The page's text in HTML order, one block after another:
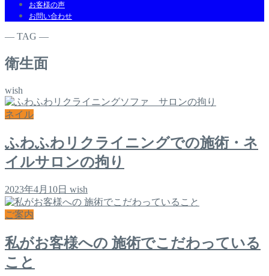
お客様の声
お問い合わせ
― TAG ―
衛生面
wish
ネイル
ふわふわリクライニングでの施術・ネ
イルサロンの拘り
2023年4月10日 wish
ご案内
私がお客様への 施術でこだわっている
こと